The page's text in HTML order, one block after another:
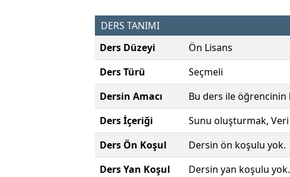
DERS TANIMI
Ders Düzeyi
Ön Lisans
Ders Türü
Seçmeli
Dersin Amacı
Bu ders ile öğrencinin
Ders İçeriği
Sunu oluşturmak,
Ders Ön Koşul
Dersin ön koşulu yok.
Ders Yan Koşul
Dersin yan koşulu yok.